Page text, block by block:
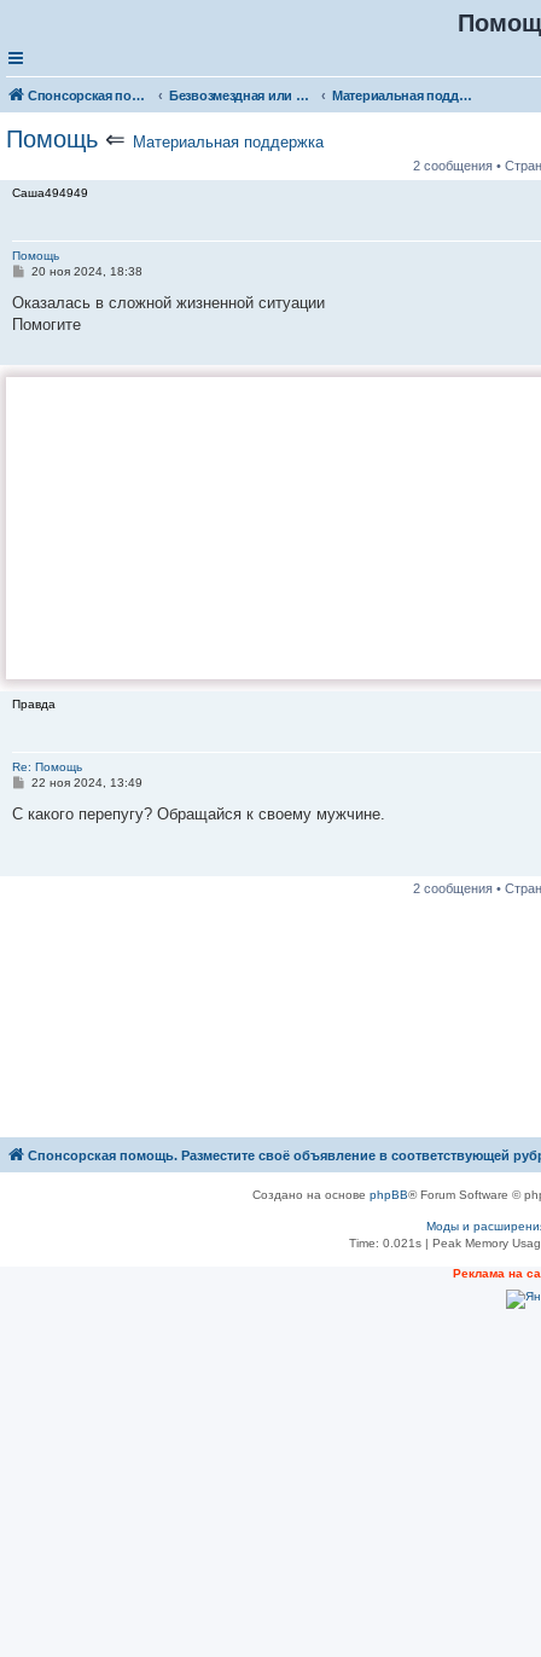
Спонсорская помощь. Разместите своё объявление в соответствующей рубрике Безвозмездная или условно-безвозмездная помощь Материальная поддержка
Помощь ⇐ Материальная поддержка
2 сообщения •
Саша494949
Помощь
С
о
щ
20 ноя 2024, 18:38
Оказалась в сложной жизненной ситуации
Помогите
Правда
Re: Помощь
С
о
22 ноя 2024, 13:49
С какого перепугу? Обращайся к своему мужчине.
2 сообщения •
Спонсорская помощь. Разместите своё объявление в соответствующей
Создано на основе phpBB® Forum Software ©
Моды и
Time: 0.021s| Peak Memory
Рeклама на